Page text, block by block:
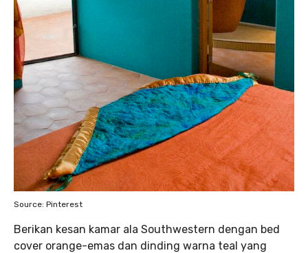
Source: Pinterest
Berikan kesan kamar ala Southwestern dengan bed
cover orange-emas dan dinding warna teal yang